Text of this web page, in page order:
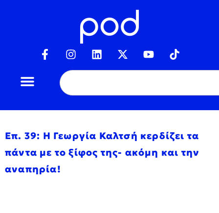
Επ. 39: Η Γεωργία Καλτσή κερδίζει τα
πάντα με το ξίφος της- ακόμη και την
αναπηρία!